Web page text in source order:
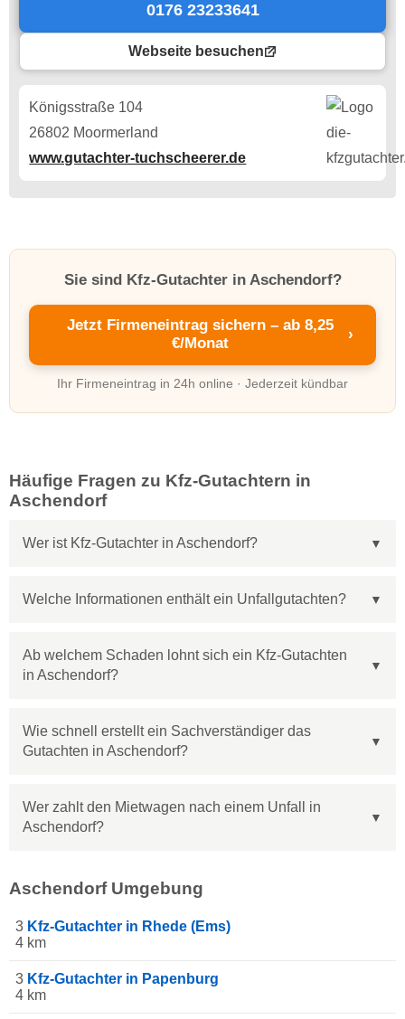
0176 23233641
Webseite besuchen
Königsstraße 104
26802 Moormerland
www.gutachter-tuchscheerer.de
Sie sind Kfz-Gutachter in Aschendorf?
Jetzt Firmeneintrag sichern – ab 8,25
€/Monat
›
Ihr Firmeneintrag in 24h online · Jederzeit kündbar
Häufige Fragen zu Kfz-Gutachtern in
Aschendorf
Wer ist Kfz-Gutachter in Aschendorf?
Welche Informationen enthält ein Unfallgutachten?
Ab welchem Schaden lohnt sich ein Kfz-Gutachten
in Aschendorf?
Wie schnell erstellt ein Sachverständiger das
Gutachten in Aschendorf?
Wer zahlt den Mietwagen nach einem Unfall in
Aschendorf?
Aschendorf Umgebung
3 Kfz-Gutachter in Rhede (Ems)
4 km
3 Kfz-Gutachter in Papenburg
4 km